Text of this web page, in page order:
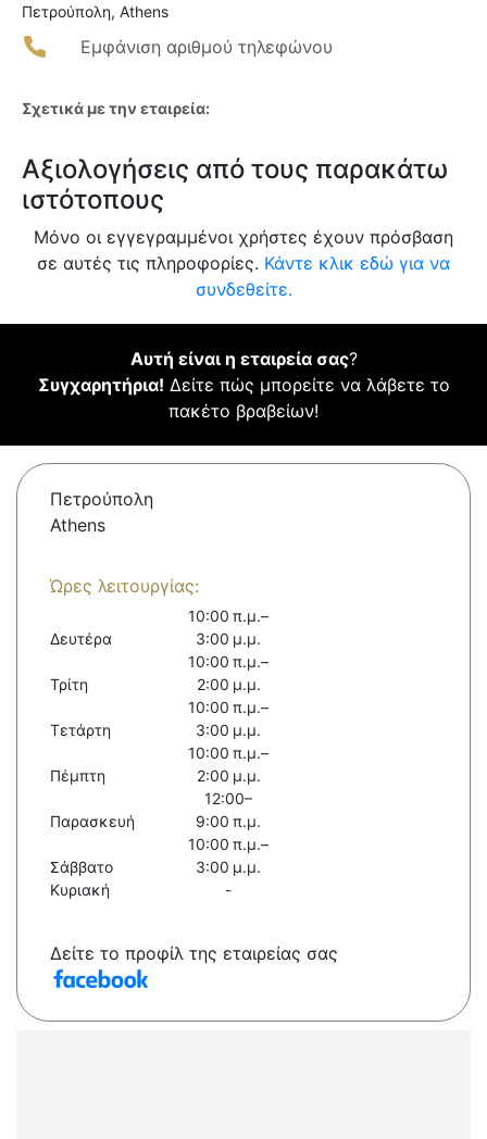
Πετρούπολη, Athens
Εμφάνιση αριθμού τηλεφώνου
Σχετικά με την εταιρεία:
Αξιολογήσεις από τους παρακάτω
ιστότοπους
Μόνο οι εγγεγραμμένοι χρήστες έχουν πρόσβαση
σε αυτές τις πληροφορίες. Κάντε κλικ εδώ για να
συνδεθείτε.
Αυτή είναι η εταιρεία σας?
Συγχαρητήρια! Δείτε πώς μπορείτε να λάβετε το
πακέτο βραβείων!
Πετρούπολη
Athens
Ώρες λειτουργίας:
Δευτέρα
10:00 π.μ.–
3:00 μ.μ.
Τρίτη
10:00 π.μ.–
2:00 μ.μ.
Τετάρτη
10:00 π.μ.–
3:00 μ.μ.
Πέμπτη
10:00 π.μ.–
2:00 μ.μ.
Παρασκευή
12:00–
9:00 π.μ.
Σάββατο
10:00 π.μ.–
3:00 μ.μ.
Κυριακή
-
Δείτε το προφίλ της εταιρείας σας